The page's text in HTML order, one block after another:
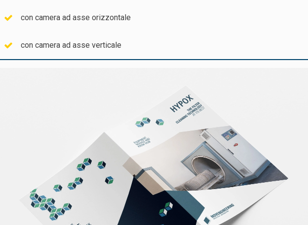
con camera ad asse orizzontale
con camera ad asse verticale